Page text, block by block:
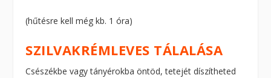
(hűtésre kell még kb. 1 óra)
SZILVAKRÉMLEVES TÁLALÁSA
Csészékbe vagy tányérokba öntöd, tetejét díszítheted